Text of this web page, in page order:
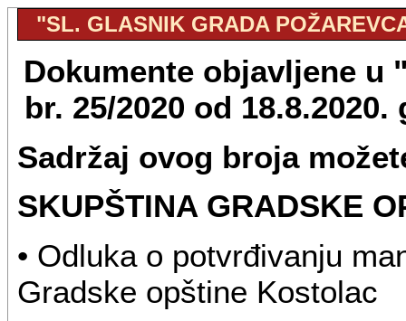
"SL. GLASNIK GRADA
Dokumente objavljene u
br. 25/2020 od
Sadržaj ovog broja
SKUPŠTINA GRADSKE
• Odluka o potvrđivanju
Gradske opštine Kostolac